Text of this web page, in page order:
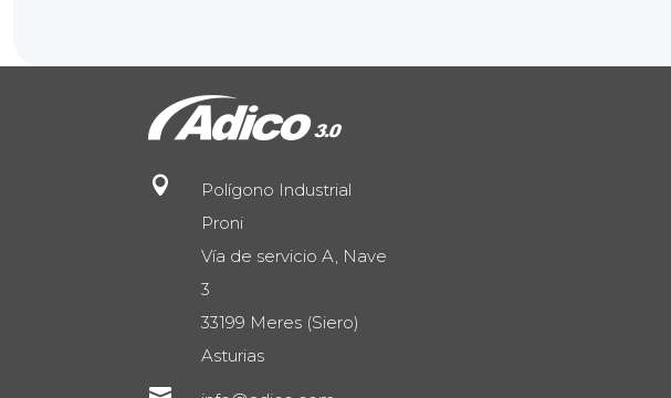

Polígono Industrial
Proni
Vía de servicio A, Nave
3
33199 Meres (Siero)
Asturias